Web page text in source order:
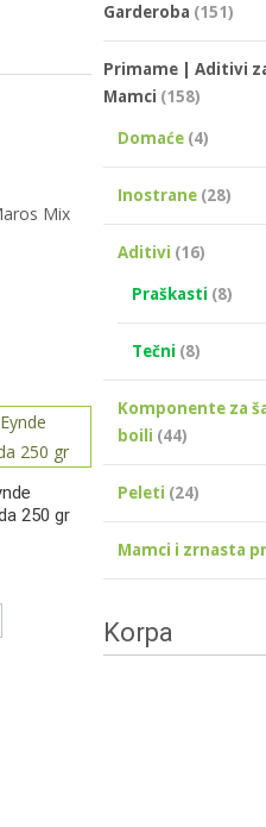
Mix
250 gr
Garderoba (151)
Primame | Aditivi
Mamci (158)
Domaće (4)
Inostrane (28)
Aditivi (16)
Praškasti (8)
Tečni (8)
Komponente za
boili (44)
Peleti (24)
Mamci i zrnasta
Korpa